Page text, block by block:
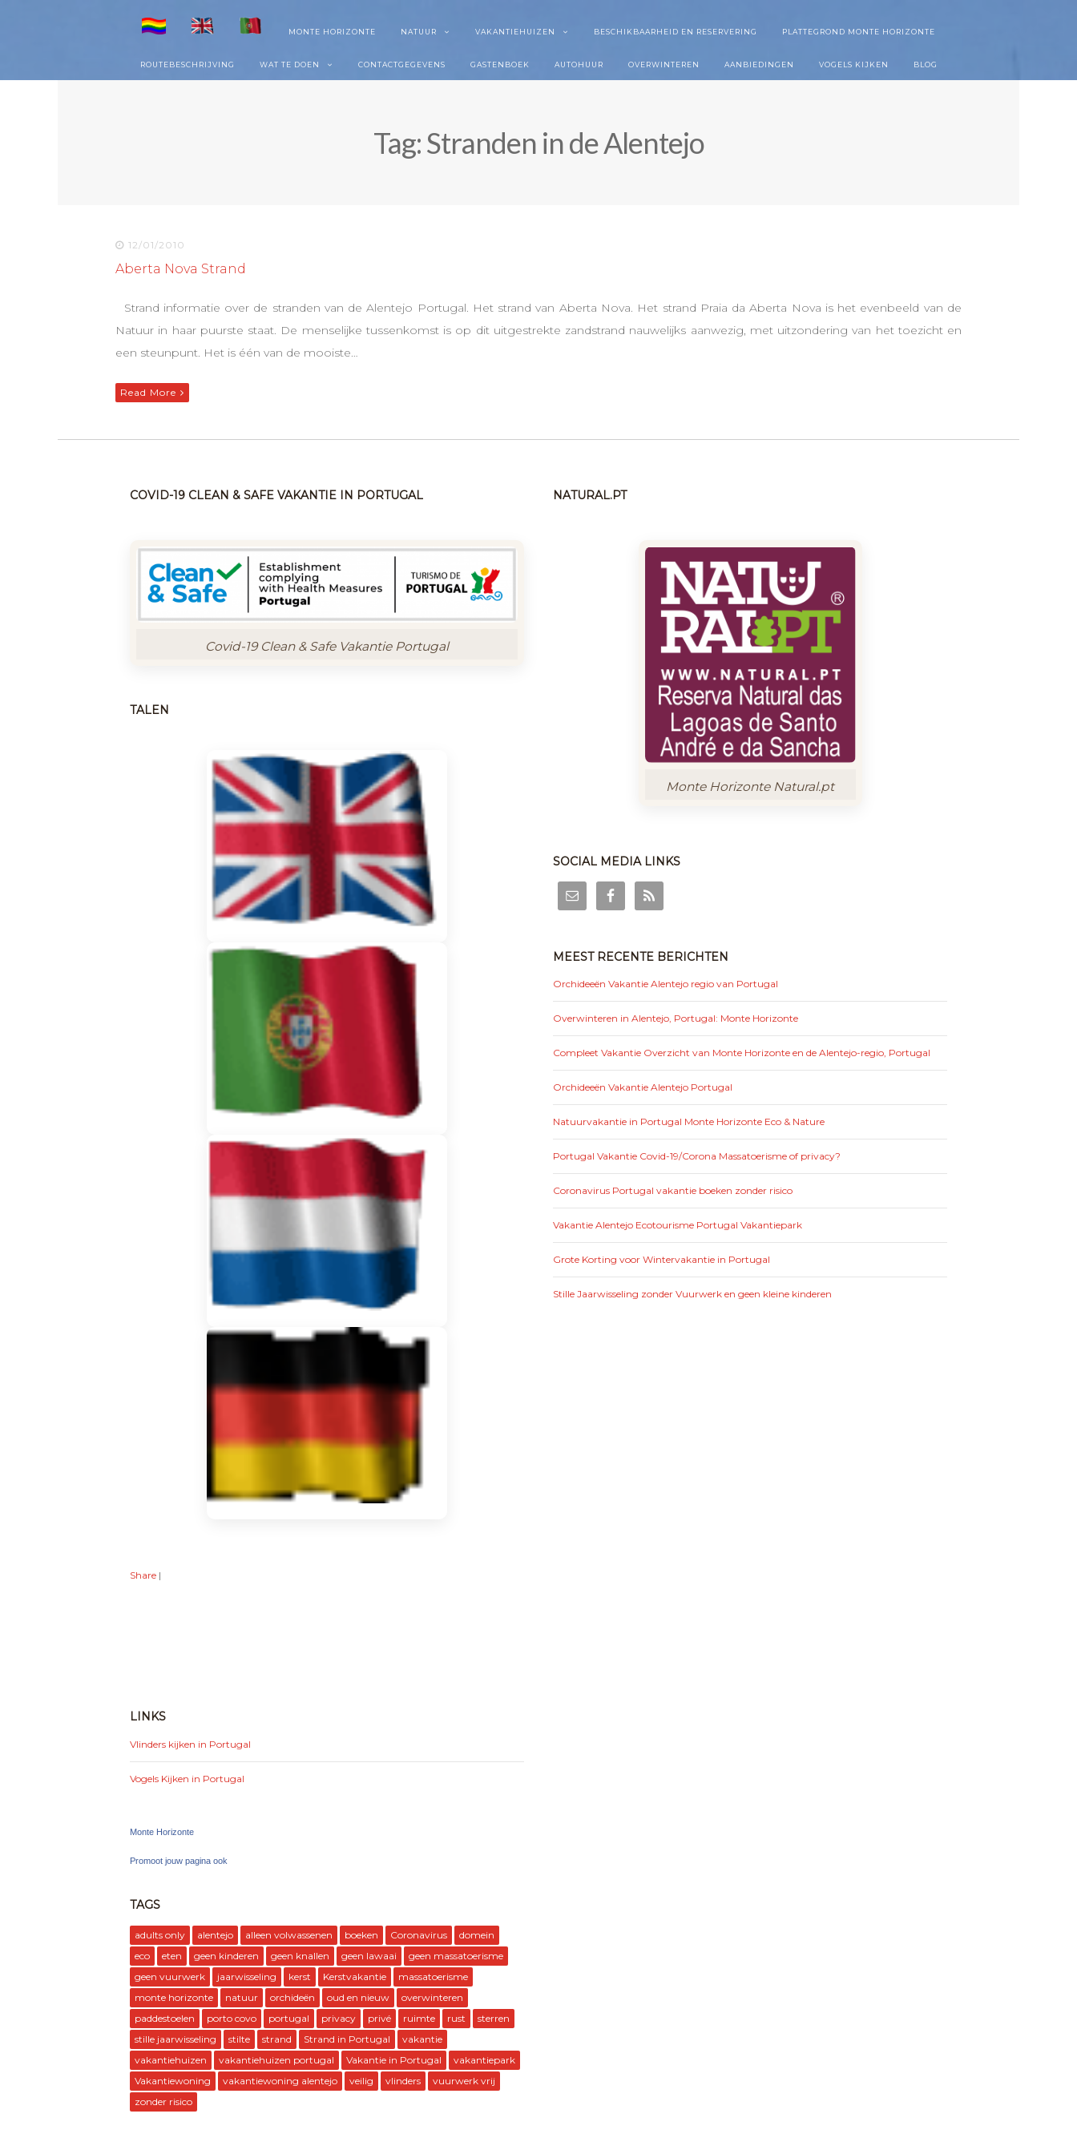
MONTE HORIZONTE NATUUR VAKANTIEHUIZEN BESCHIKBAARHEID EN RESERVERING PLATTEGROND MONTE HORIZONTE
ROUTEBESCHRIJVING WAT TE DOEN CONTACTGEGEVENS GASTENBOEK AUTOHUUR OVERWINTEREN AANBIEDINGEN VOGELS KIJKEN BLOG
Tag:Stranden in de Alentejo
12/01/2010
Aberta Nova Strand
Strand informatie over de stranden van de Alentejo Portugal. Het strand van Aberta Nova. Het strand Praia da Aberta Nova is het evenbeeld van de
Natuur in haar puurste staat. De menselijke tussenkomst is op dit uitgestrekte zandstrand nauwelijks aanwezig, met uitzondering van het toezicht en
een steunpunt. Het is één van de mooiste…
Read More
COVID-19 CLEAN & SAFE VAKANTIE IN PORTUGAL
Covid-19 Clean & Safe Vakantie Portugal
TALEN
Share |
LINKS
Vlinders kijken in Portugal
Vogels Kijken in Portugal
Monte Horizonte
Promoot jouw pagina ook
TAGS
adults only alentejo alleen volwassenen boeken Coronavirus
domein
eco
eten geen kinderen geen knallen geen lawaai
geen massatoerisme
geen vuurwerk
jaarwisseling kerst Kerstvakantie
massatoerisme
monte horizonte
natuur orchideën oud en nieuw
overwinteren
paddestoelen
porto covo portugal privacy privé ruimte rust
sterren
stille jaarwisseling
stilte strand Strand in Portugal
vakantie
vakantiehuizen
vakantiehuizen portugal Vakantie in Portugal
vakantiepark
Vakantiewoning
vakantiewoning alentejo veilig vlinders
vuurwerk vrij
zonder risico
NATURAL.PT
Monte Horizonte Natural.pt
SOCIAL MEDIA LINKS
MEEST RECENTE BERICHTEN
Orchideeën Vakantie Alentejo regio van Portugal
Overwinteren in Alentejo, Portugal: Monte Horizonte
Compleet Vakantie Overzicht van Monte Horizonte en de Alentejo-regio, Portugal
Orchideeën Vakantie Alentejo Portugal
Natuurvakantie in Portugal Monte Horizonte Eco & Nature
Portugal Vakantie Covid-19/Corona Massatoerisme of privacy?
Coronavirus Portugal vakantie boeken zonder risico
Vakantie Alentejo Ecotourisme Portugal Vakantiepark
Grote Korting voor Wintervakantie in Portugal
Stille Jaarwisseling zonder Vuurwerk en geen kleine kinderen